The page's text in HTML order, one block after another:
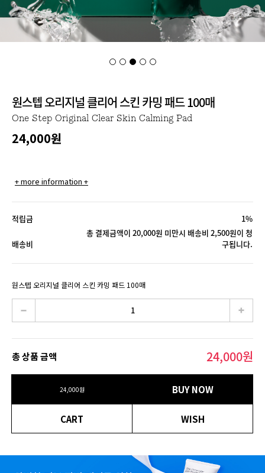
원스텝 오리지널 클리어 스킨 카밍 패드 100매
One Step Original Clear Skin Calming Pad
24,000원
+ more information +
적립금 1%
배송비
총 결제금액이 20,000원 미만시 배송비 2,500원이 청
구됩니다.
원스텝 오리지널 클리어 스킨 카밍 패드 100매
총 상품 금액 24,000원
24,000원 BUY NOW
CART WISH